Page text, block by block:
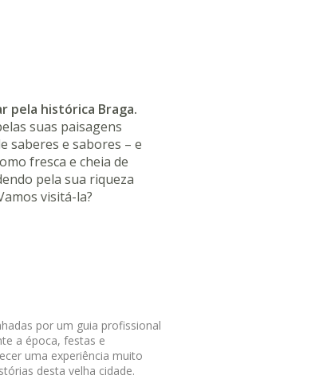
pela histórica Braga.
suas paisagens
saberes e sabores – e
fresca e cheia de
pela sua riqueza
visitá-la?
por um guia profissional
a época, festas e
uma experiência muito
desta velha cidade.